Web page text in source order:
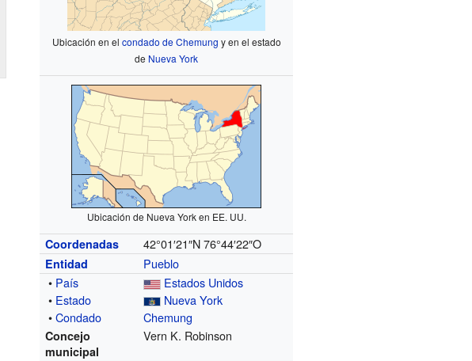
Ubicación en el condado de Chemung y en el estado
de Nueva York
Ubicación de Nueva York en EE. UU.
Coordenadas 42°01′21″N 76°44′22″O
Entidad
Pueblo
• País
Estados Unidos
• Estado
Nueva York
•Condado Chemung
Concejo
municipal
Vern K. Robinson